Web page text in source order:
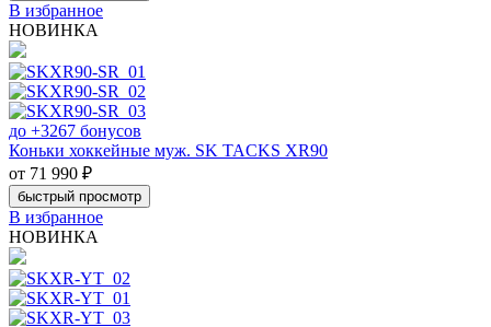
В избранное
НОВИНКА
до +3267 бонусов
Коньки хоккейные муж. SK TACKS XR90
от 71 990 ₽
быстрый просмотр
В избранное
НОВИНКА